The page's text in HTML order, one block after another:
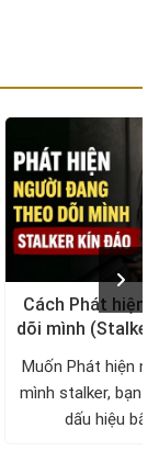
Cách Phát hiện
dõi mình
Muốn Phát hiện
mình stalker, bạn
dấu hiệu bất